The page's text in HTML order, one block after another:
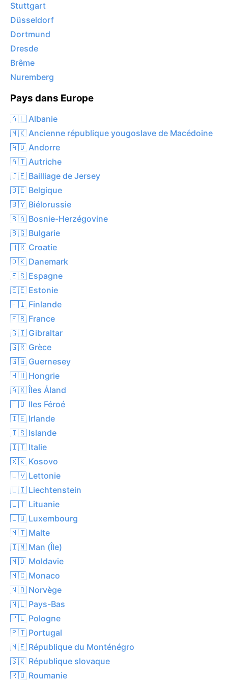
Stuttgart
Düsseldorf
Dortmund
Dresde
Brême
Nuremberg
Pays dans Europe
🇦🇱 Albanie
🇲🇰 Ancienne république yougoslave de Macédoine
🇦🇩 Andorre
🇦🇹 Autriche
🇯🇪 Bailliage de Jersey
🇧🇪 Belgique
🇧🇾 Biélorussie
🇧🇦 Bosnie-Herzégovine
🇧🇬 Bulgarie
🇭🇷 Croatie
🇩🇰 Danemark
🇪🇸 Espagne
🇪🇪 Estonie
🇫🇮 Finlande
🇫🇷 France
🇬🇮 Gibraltar
🇬🇷 Grèce
🇬🇬 Guernesey
🇭🇺 Hongrie
🇦🇽 Îles Åland
🇫🇴 Iles Féroé
🇮🇪 Irlande
🇮🇸 Islande
🇮🇹 Italie
🇽🇰 Kosovo
🇱🇻 Lettonie
🇱🇮 Liechtenstein
🇱🇹 Lituanie
🇱🇺 Luxembourg
🇲🇹 Malte
🇮🇲 Man (Île)
🇲🇩 Moldavie
🇲🇨 Monaco
🇳🇴 Norvège
🇳🇱 Pays-Bas
🇵🇱 Pologne
🇵🇹 Portugal
🇲🇪 République du Monténégro
🇸🇰 République slovaque
🇷🇴 Roumanie